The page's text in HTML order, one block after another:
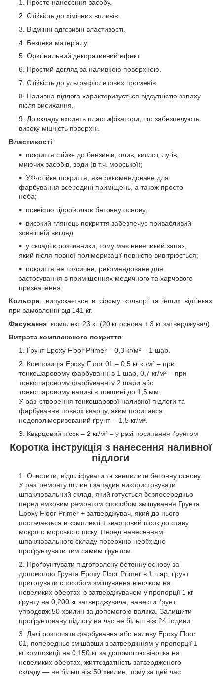
Просте нанесення засобу.
Стійкість до хімічних впливів.
Відмінні адгезивні властивості.
Безпека матеріалу.
Оригінальний декоративний ефект.
Простий догляд за наливною поверхнею.
Стійкість до ультрафіолетових променів.
Наливна підлога характеризується відсутністю запаху
після висихання.
До складу входять пластифікатори, що забезпечують
високу міцність поверхні.
Властивості:
покриття стійке до бензинів, олив, кислот, лугів,
миючих засобів, води (в т.ч. морської);
УФ-стійке покриття, яке рекомендоване для
фарбування всередині приміщень, а також просто
неба;
повністю гідроізолює бетонну основу;
високий глянець покриття забезпечує привабливий
зовнішній вигляд;
у складі є розчинники, тому має невеликий запах,
який після повної полімеризації повністю вивітрюється;
покриття не токсичне, рекомендоване для
застосування в приміщеннях медичного та харчового
призначення.
Кольори: випускається в сірому кольорі та інших відтінках
при замовленні від 141 кг.
Фасування: комплект 23 кг (20 кг основа + 3 кг затверджувач).
Витрата комплексного покриття:
Ґрунт Epoxy Floor Primer – 0,3 кг/м² – 1 шар.
Композиція Epoxy Floor 01 – 0,5 кг кг/м² – при
тонкошаровому фарбуванні в 1 шар, 0,7 кг/м² – при
тонкошаровому фарбуванні у 2 шари або
тонкошаровому наливі в товщині до 1,5 мм.
У разі створення тонкошарової наливної підлоги та
фарбування поверх кварцу, яким посипався
недополімеризований ґрунт, – 1,5 кг/м².
Кварцовий пісок – 2 кг/м² – у разі посипання ґрунтом
Коротка інструкція з нанесення наливної
підлоги
Очистити, відшліфувати та знепилити бетонну основу.
У разі ремонту щілин і западин використовувати
шпаклювальний склад, який готується безпосередньо
перед ямковим ремонтом способом змішування Грунта
Epoxy Floor Primer + затверджувач, який до нього
постачається в комплекті + кварцовий пісок до стану
мокрого морського піску. Перед нанесенням
шпаклювального складу поверхню необхідно
проґрунтувати тим самим ґрунтом.
Проґрунтувати підготовлену бетонну основу за
допомогою Грунта Epoxy Floor Primer в 1 шар, ґрунт
приготувати способом змішування віночком на
невеликих обертах із затверджувачем у пропорції 1 кг
ґрунту на 0,200 кг затверджувача, нанести ґрунт
упродовж 50 хвилин за допомогою валика. Залишити
проґрунтовану підлогу на час не більш ніж 24 години.
Далі розпочати фарбування або наливу Epoxy Floor
01, попередньо змішавши з затвердінням у пропорції 1
кг композиції на 0,150 кг за допомогою віночка на
невеликих обертах, життєздатність затвердженого
складу — не більш ніж 50 хвилин, тому за цей час